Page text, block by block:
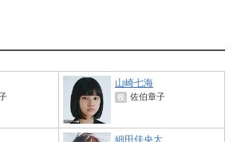
山崎七海
役 佐伯章子
細田佳央太